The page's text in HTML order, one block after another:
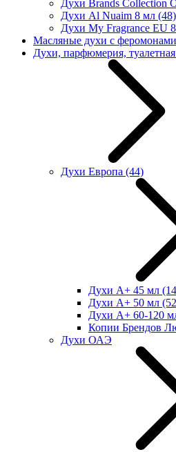
Духи Brands Collection
Духи Al Nuaim 8 мл (48)
Духи My Fragrance EU
Масляные духи с феромонами
Духи, парфюмерия, туалетная
Духи Европа (44)
Духи А+ 45 мл
Духи А+ 50 мл
Духи А+ 60-120
Копии Брендов
Духи ОАЭ